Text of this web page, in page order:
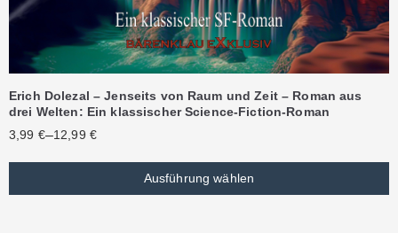
Erich Dolezal – Jenseits von Raum und Zeit – Roman aus
drei Welten: Ein klassischer Science-Fiction-Roman
3,99 €–12,99 €
Ausführung wählen